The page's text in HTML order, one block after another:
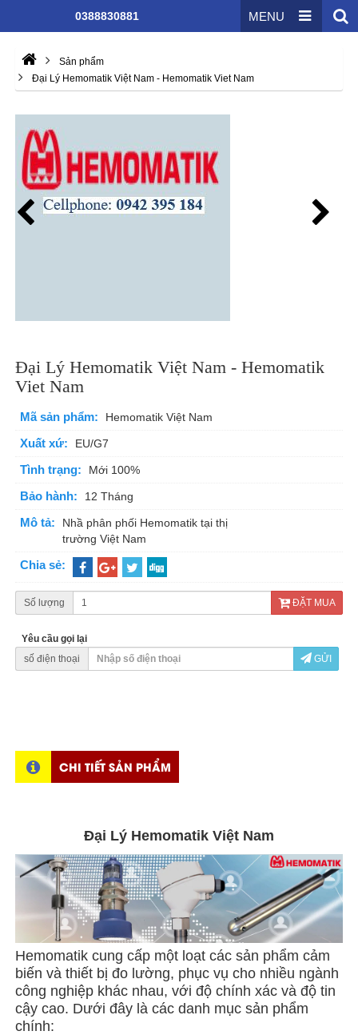
0388830881 MENU
Sản phẩm
Đại Lý Hemomatik Việt Nam - Hemomatik Viet Nam
Đại Lý Hemomatik Việt Nam - Hemomatik
Viet Nam
Mã sản phẩm: Hemomatik Việt Nam
Xuất xứ: EU/G7
Tình trạng: Mới 100%
Bảo hành: 12 Tháng
Mô tả:
Nhầ phân phối Hemomatik tại thị
trường Việt Nam
Chia sẻ:
Số lượng ĐẶT MUA
Yêu cầu gọi lại
số điện thoại
GỬI
CHI TIẾT SẢN PHẨM
Đại Lý Hemomatik Việt Nam
Hemomatik cung cấp một loạt các sản phẩm cảm
biến và thiết bị đo lường, phục vụ cho nhiều ngành
công nghiệp khác nhau, với độ chính xác và độ tin
cậy cao. Dưới đây là các danh mục sản phẩm
chính: